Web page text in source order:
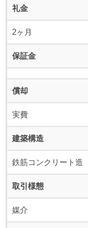
礼金
2ヶ月
保証金
償却
実費
建築構造
鉄筋コンクリート造
取引様態
媒介